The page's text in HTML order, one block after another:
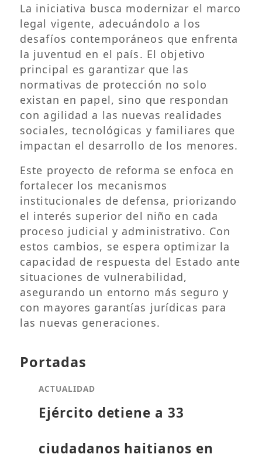
La iniciativa busca modernizar el marco
legal vigente, adecuándolo a los
desafíos contemporáneos que enfrenta
la juventud en el país. El objetivo
principal es garantizar que las
normativas de protección no solo
existan en papel, sino que respondan
con agilidad a las nuevas realidades
sociales, tecnológicas y familiares que
impactan el desarrollo de los menores.
Este proyecto de reforma se enfoca en
fortalecer los mecanismos
institucionales de defensa, priorizando
el interés superior del niño en cada
proceso judicial y administrativo. Con
estos cambios, se espera optimizar la
capacidad de respuesta del Estado ante
situaciones de vulnerabilidad,
asegurando un entorno más seguro y
con mayores garantías jurídicas para
las nuevas generaciones.
Portadas
ACTUALIDAD
Ejército detiene a 33
ciudadanos haitianos en